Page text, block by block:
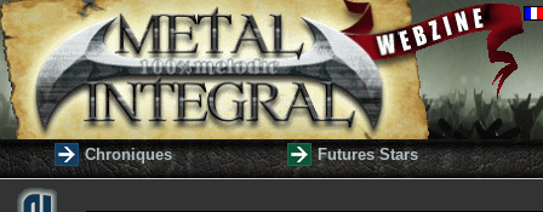
Chroniques Futures Stars